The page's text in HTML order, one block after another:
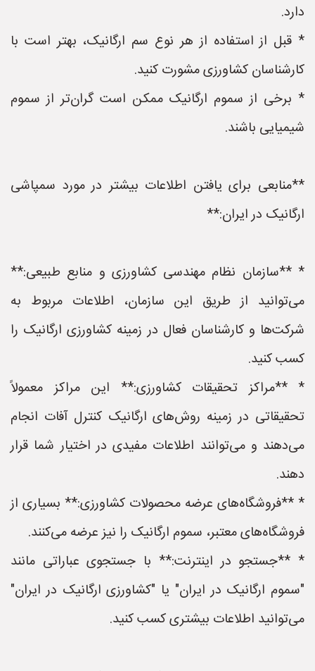
دارد.
* قبل از استفاده از هر نوع سم ارگانیک، بهتر است با
کارشناسان کشاورزی مشورت کنید.
* برخی از سموم ارگانیک ممکن است گران‌تر از سموم
شیمیایی باشند.
**منابعی برای یافتن اطلاعات بیشتر در مورد سمپاشی
ارگانیک در ایران:**
* **سازمان نظام مهندسی کشاورزی و منابع طبیعی:**
می‌توانید از طریق این سازمان، اطلاعات مربوط به
شرکت‌ها و کارشناسان فعال در زمینه کشاورزی ارگانیک را
کسب کنید.
* **مراکز تحقیقات کشاورزی:** این مراکز معمولاً
تحقیقاتی در زمینه روش‌های ارگانیک کنترل آفات انجام
می‌دهند و می‌توانند اطلاعات مفیدی در اختیار شما قرار
دهند.
* **فروشگاه‌های عرضه محصولات کشاورزی:** بسیاری از
فروشگاه‌های معتبر، سموم ارگانیک را نیز عرضه می‌کنند.
* **جستجو در اینترنت:** با جستجوی عباراتی مانند
"سموم ارگانیک در ایران" یا "کشاورزی ارگانیک در ایران"
می‌توانید اطلاعات بیشتری کسب کنید.